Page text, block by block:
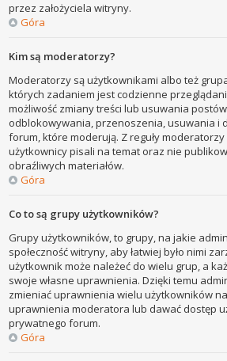
przez założyciela witryny.
Góra
Kim są moderatorzy?
Moderatorzy są użytkownikami albo też
których zadaniem jest codzienne
możliwość zmiany treści lub usuwania
odblokowywania, przenoszenia, usuwania i
forum, które moderują. Z reguły
użytkownicy pisali na temat oraz nie
obraźliwych materiałów.
Góra
Co to są grupy użytkowników?
Grupy użytkowników, to grupy, na jakie
społeczność witryny, aby łatwiej było nimi
użytkownik może należeć do wielu grup, a
swoje własne uprawnienia. Dzięki temu
zmieniać uprawnienia wielu użytkowników
uprawnienia moderatora lub dawać dostęp
prywatnego forum.
Góra